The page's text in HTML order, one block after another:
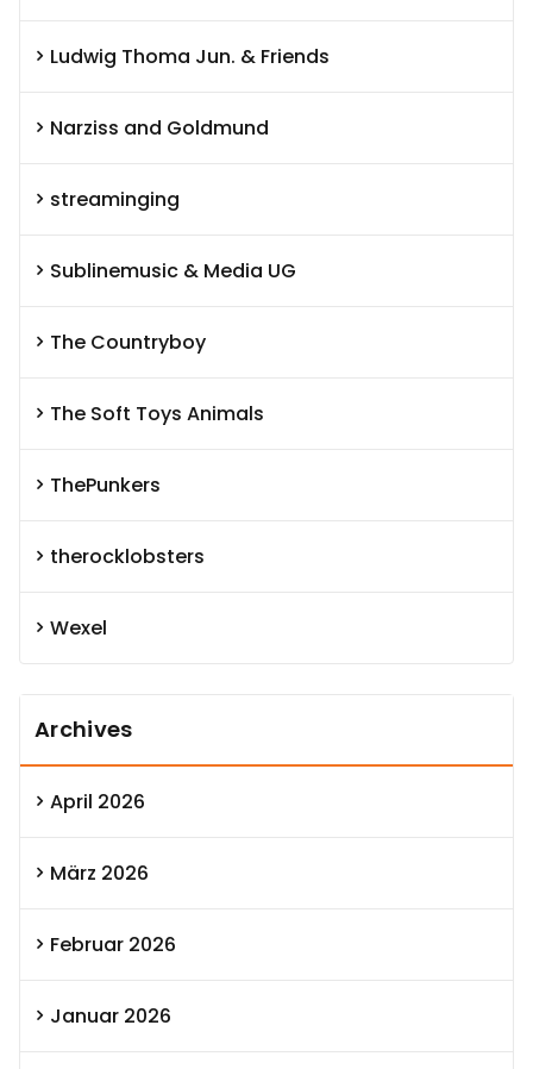
Ludwig Thoma Jun. & Friends
Narziss and Goldmund
streaminging
Sublinemusic & Media UG
The Countryboy
The Soft Toys Animals
ThePunkers
therocklobsters
Wexel
Archives
April 2026
März 2026
Februar 2026
Januar 2026